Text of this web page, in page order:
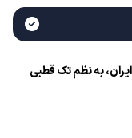
به نظم تک قطبی